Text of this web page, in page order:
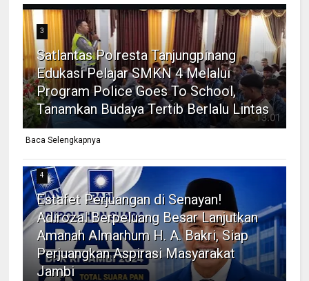
3
Satlantas Polresta Tanjungpinang
Edukasi Pelajar SMKN 4 Melalui
Program Police Goes To School,
Tanamkan Budaya Tertib Berlalu Lintas
Baca Selengkapnya
4
Estafet Perjuangan di Senayan!
Adirozal Berpeluang Besar Lanjutkan
Amanah Almarhum H. A. Bakri, Siap
Perjuangkan Aspirasi Masyarakat
Jambi